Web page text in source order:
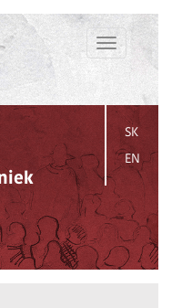
Toggle
navigation
SK
EN